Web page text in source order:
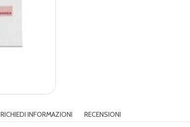
RICHIEDI INFORMAZIONI RECENSIONI